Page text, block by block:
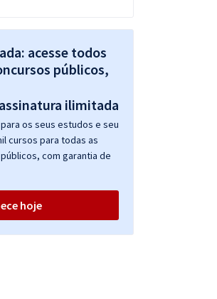
acesse todos
públicos,
os seus estudos e seu
cursos para todas as
com garantia de
hoje